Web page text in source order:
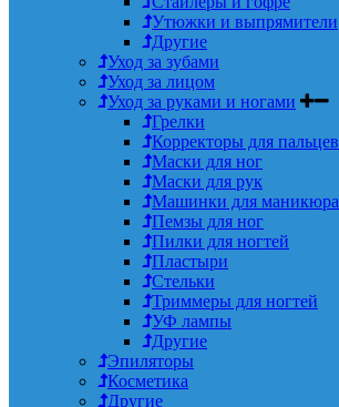
Утюжки и выпрямители
Другие
Уход за зубами
Уход за лицом
Уход за руками и ногами
Грелки
Корректоры для пальцев
Маски для ног
Маски для рук
Машинки для маникюра
Пемзы для ног
Пилки для ногтей
Пластыри
Стельки
Триммеры для ногтей
УФ лампы
Другие
Эпиляторы
Косметика
Другие